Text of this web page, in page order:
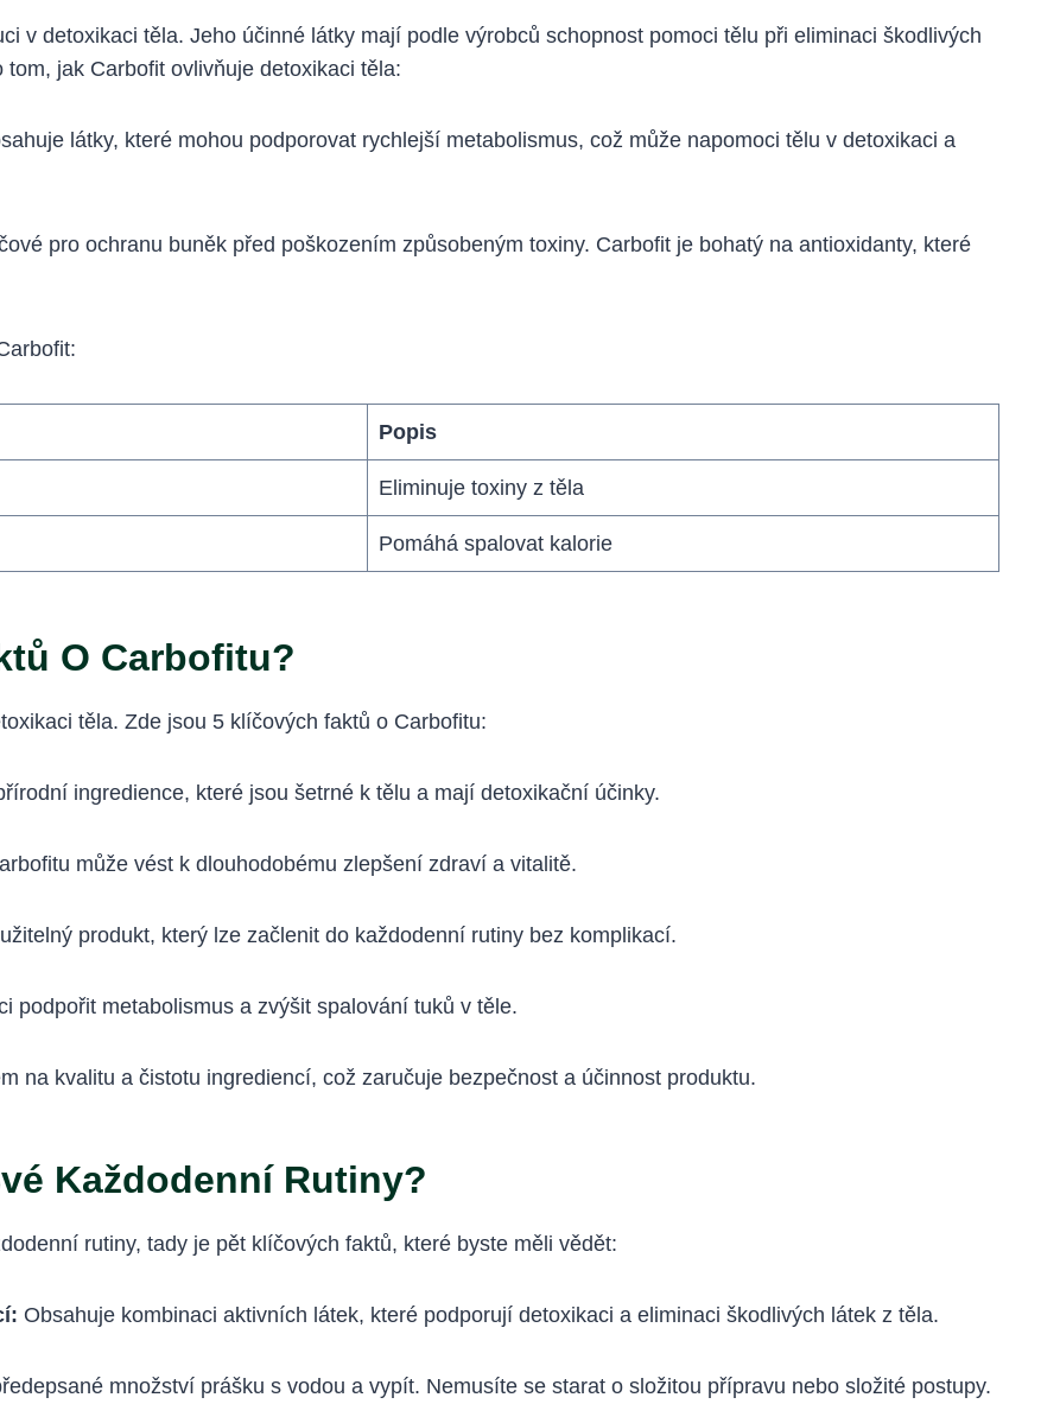
v detoxikaci těla. Jeho účinné látky mají podle výrobců schopnost pomoci tělu při eliminaci škodlivých
jak Carbofit ovlivňuje detoxikaci těla:
látky, které mohou podporovat rychlejší metabolismus, což může napomoci tělu v detoxikaci a
pro ochranu buněk před poškozením způsobeným toxiny. Carbofit je bohatý na antioxidanty, které
Popis
Eliminuje toxiny z těla
Pomáhá spalovat kalorie
O Carbofitu?
těla. Zde jsou 5 klíčových faktů o Carbofitu:
ingredience, které jsou šetrné k tělu a mají detoxikační účinky.
může vést k dlouhodobému zlepšení zdraví a vitalitě.
produkt, který lze začlenit do každodenní rutiny bez komplikací.
podpořit metabolismus a zvýšit spalování tuků v těle.
na kvalitu a čistotu ingrediencí, což zaručuje bezpečnost a účinnost produktu.
Každodenní Rutiny?
rutiny, tady je pět klíčových faktů, které byste měli vědět:
Obsahuje kombinaci aktivních látek, které podporují detoxikaci a eliminaci škodlivých látek z těla.
množství prášku s vodou a vypít. Nemusíte se starat o složitou přípravu nebo složité postupy.